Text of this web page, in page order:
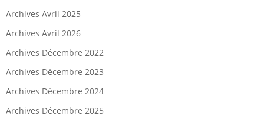
Archives Avril 2025
Archives Avril 2026
Archives Décembre 2022
Archives Décembre 2023
Archives Décembre 2024
Archives Décembre 2025